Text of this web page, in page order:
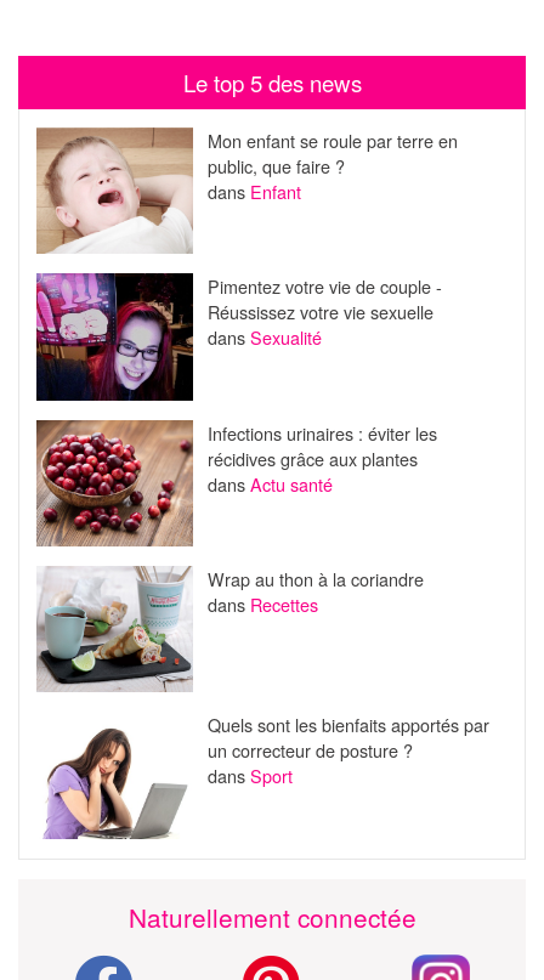
Le top 5 des news
Mon enfant se roule par terre en
public, que faire ?
dans Enfant
Pimentez votre vie de couple -
Réussissez votre vie sexuelle
dansSexualité
Infections urinaires : éviter les
récidives grâce aux plantes
dansActu santé
Wrap au thon à la coriandre
dans Recettes
Quels sont les bienfaits apportés par
un correcteur de posture ?
dansSport
Naturellement connectée